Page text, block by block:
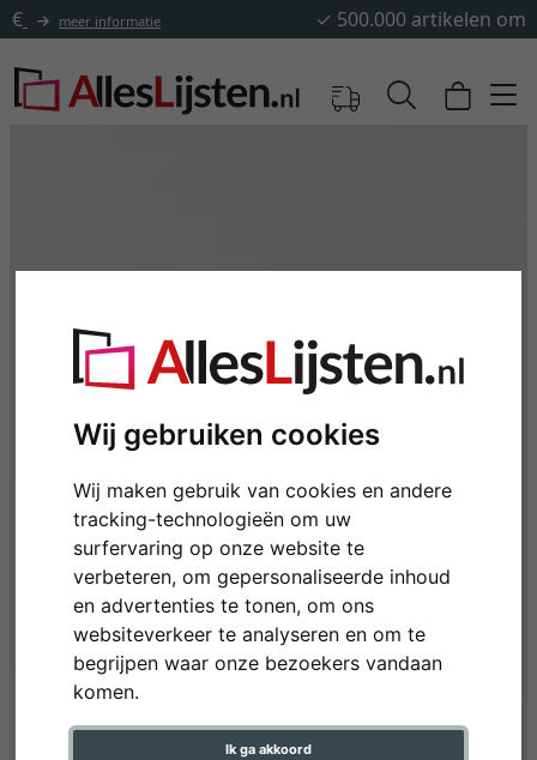
Wij gebruiken cookies
Wij maken gebruik van cookies en andere
tracking-technologieën om uw
surfervaring op onze website te
verbeteren, om gepersonaliseerde inhoud
en advertenties te tonen, om ons
websiteverkeer te analyseren en om te
begrijpen waar onze bezoekers vandaan
komen.
Ik ga akkoord
✓500.000 artikelen om uit te kiezen